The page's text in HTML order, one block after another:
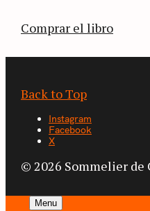
Comprar el libro
Back to Top
Instagram
Facebook
X
© 2026 Sommelier de
Menu